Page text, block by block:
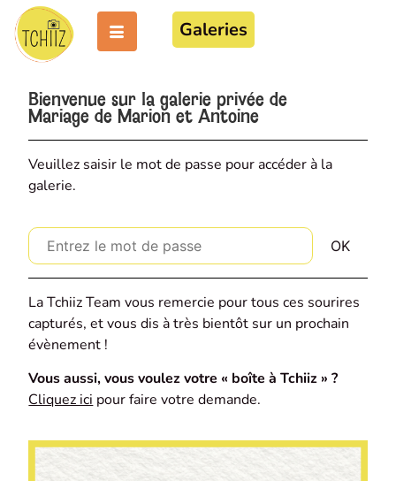
Galeries
Bienvenue sur la galerie privée de
Mariage de Marion et Antoine
Veuillez saisir le mot de passe pour accéder à la
galerie.
La Tchiiz Team vous remercie pour tous ces sourires
capturés, et vous dis à très bientôt sur un prochain
évènement !
Vous aussi, vous voulez votre « boîte à Tchiiz » ?
Cliquez ici pour faire votre demande.